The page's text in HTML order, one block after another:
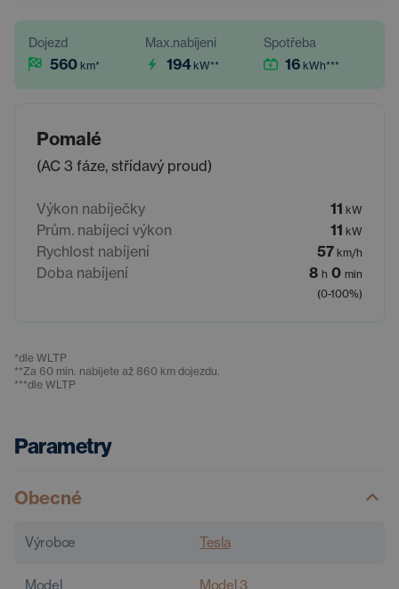
Dojezd
560 km*
Max.nabíjení
194 kW**
Spotřeba
16 kWh***
Pomalé
(AC 3 fáze, střídavý proud)
Výkon nabíječky 11 kW
Prům. nabíjecí výkon 11 kW
Rychlost nabíjení 57 km/h
Doba nabíjení 8 h 0 min
(0-100%)
*dle WLTP
**Za 60 min. nabijete až 860 km dojezdu.
***dle WLTP
Parametry
Obecné
Výrobce Tesla
Model Model 3